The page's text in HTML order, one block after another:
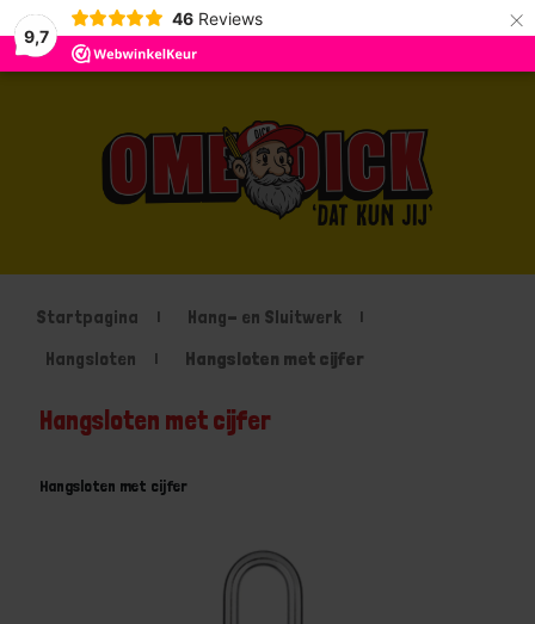
9,7
46 Reviews ×
Startpagina
Hang- en Sluitwerk
Hangsloten
Hangsloten met cijfer
Hangsloten met cijfer
Hangsloten met cijfer